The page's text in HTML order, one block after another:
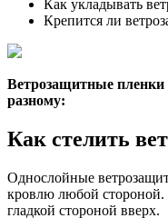
Как укладывать
Крепится ли
Ветрозащитные пленки
разному:
Как стелить
Однослойные
кровлю любой
гладкой стороной вверх.